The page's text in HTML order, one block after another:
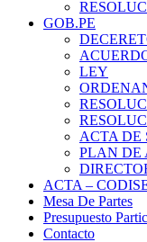
GOB.PE
LEY
ACTA DE
PLAN DE
ACTA –
Mesa De Partes
Presupuesto
Contacto